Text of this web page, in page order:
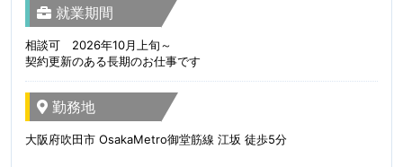
就業期間
相談可 2026年10月上旬～
契約更新のある長期のお仕事です
勤務地
大阪府吹田市 OsakaMetro御堂筋線 江坂 徒歩5分